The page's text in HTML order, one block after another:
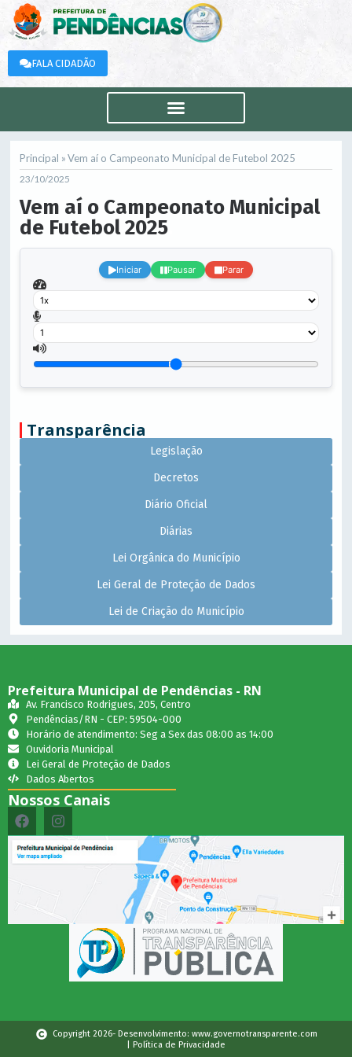
FALA CIDADÃO
Principal » Vem aí o Campeonato Municipal de Futebol 2025
23/10/2025
Vem aí o Campeonato Municipal
de Futebol 2025
Iniciar Pausar Parar
Transparência
Legislação
Decretos
Diário Oficial
Diárias
Lei Orgânica do Município
Lei Geral de Proteção de Dados
Lei de Criação do Município
Prefeitura Municipal de Pendências - RN
Av. Francisco Rodrigues, 205, Centro
Pendências/RN - CEP: 59504-000
Horário de atendimento: Seg a Sex das 08:00 as 14:00
Ouvidoria Municipal
Lei Geral de Proteção de Dados
Dados Abertos
Nossos Canais
Copyright 2026- Desenvolvimento: www.governotransparente.com
| Política de Privacidade